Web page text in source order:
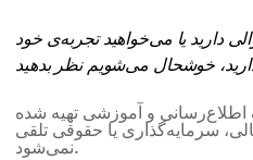
دارید یا می‌خواهید تجربه‌ی خود
اطلاع‌رسانی و آموزشی تهیه شده
سرمایه‌گذاری یا حقوقی تلقی
نمی‌شود.